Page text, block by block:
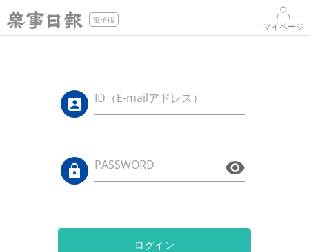
電子版
マイページ
ID（E-mailアドレス）
PASSWORD
ログイン